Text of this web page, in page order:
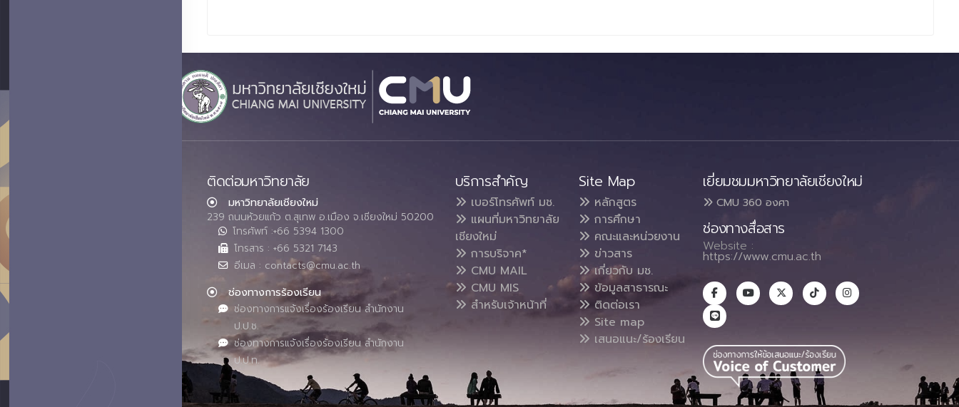
ติดต่อมหาวิทยาลัย
มหาวิทยาลัยเชียงใหม่
239 ถนนห้วยแก้ว ต.สุเทพ อ.เมือง จ.เชียงใหม่ 50200
โทรศัพท์ :+66 5394 1300
โทรสาร : +66 5321 7143
อีเมล : contacts@cmu.ac.th
ช่องทางการร้องเรียน
ช่องทางการแจ้งเรื่องร้องเรียน สำนักงาน
ป.ป.ช.
ช่องทางการแจ้งเรื่องร้องเรียน สำนักงาน
ป.ป.ท.
บริการสำคัญ
เบอร์โทรศัพท์ มช.
แผนที่มหาวิทยาลัย
เชียงใหม่
การบริจาค*
CMU MAIL
CMU MIS
สำหรับเจ้าหน้าที่
Site Map
หลักสูตร
การศึกษา
คณะและหน่วยงาน
ข่าวสาร
เกี่ยวกับ มช.
ข้อมูลสาธารณะ
ติดต่อเรา
Site map
เสนอแนะ/ร้องเรียน
เยี่ยมชมมหาวิทยาลัยเชียงใหม่
CMU 360 องศา
ช่องทางสื่อสาร
Website :
https://www.cmu.ac.th